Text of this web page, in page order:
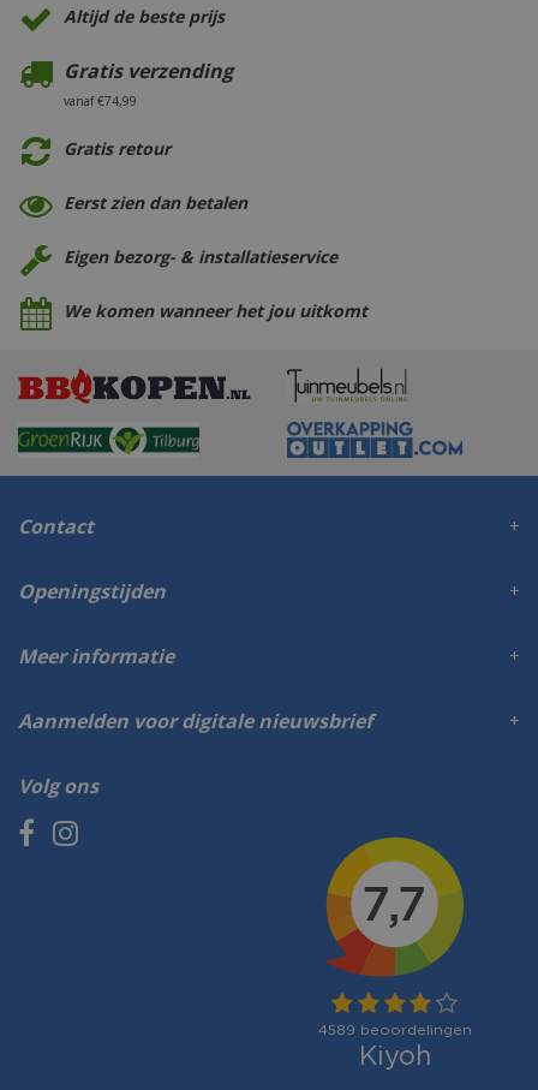
Altijd de beste prijs
Gratis verzending
vanaf €74,99
Gratis retour
Eerst zien dan betalen
Eigen bezorg- & installatieservice
We komen wanneer het jou uitkomt
Contact
Volg ons
Openingstijden
Meer informatie
Aanmelden voor digitale nieuwsbrief